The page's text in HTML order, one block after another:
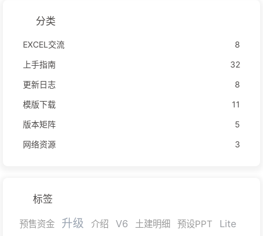
分类
EXCEL交流
8
上手指南
32
更新日志
8
模版下载
11
版本矩阵
5
网络资源
3
标签
预售资金 升级 介绍 V6 土建明细 预设PPT Lite